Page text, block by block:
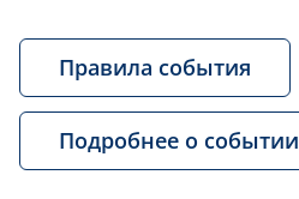
Правила события
Подробнее о событии